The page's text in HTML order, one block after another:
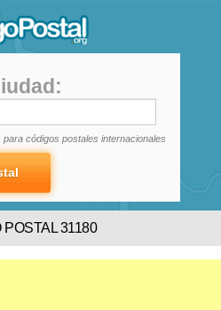
códigos postales internacionales
POSTAL 31180